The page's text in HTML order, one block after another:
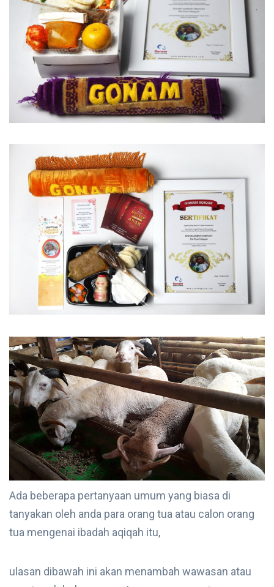
Ada beberapa pertanyaan umum yang biasa di
tanyakan oleh anda para orang tua atau calon orang
tua mengenai ibadah aqiqah itu,
ulasan dibawah ini akan menambah wawasan atau